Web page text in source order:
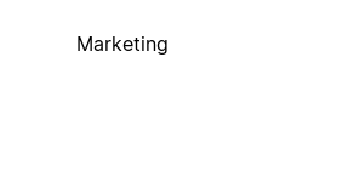
Marketing